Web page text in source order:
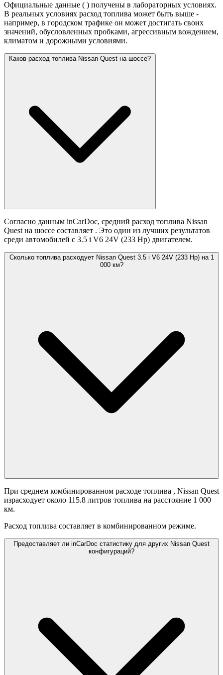
Официальные данные ( ) получены в лабораторных условиях.
В реальных условиях расход топлива может быть выше -
например, в городском трафике он может достигать своих
значений, обусловленных пробками, агрессивным вождением,
климатом и дорожными условиями.
Каков расход топлива Nissan Quest на шоссе?
Согласно данным inCarDoc, средний расход топлива Nissan
Quest на шоссе составляет . Это один из лучших результатов
среди автомобилей с 3.5 i V6 24V (233 Hp) двигателем.
Сколько топлива расходует Nissan Quest 3.5 i V6 24V (233 Hp) на 1
000 км?
При среднем комбинированном расходе топлива , Nissan Quest
израсходует около 115.8 литров топлива на расстояние 1 000
км.
Расход топлива составляет в комбинированном режиме.
Предоставляет ли inCarDoc статистику для других Nissan Quest
конфигураций?